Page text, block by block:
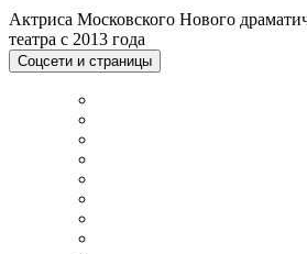
Актриса Московского Нового
театра с 2013 года
Соцсети и страницы